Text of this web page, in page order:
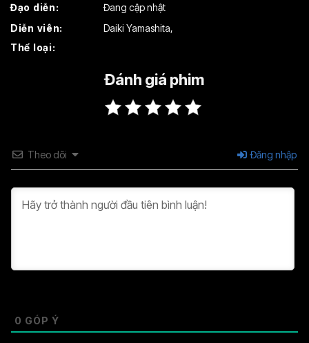
Tập 22
Đạo diễn:
Đang cập nhật
Diễn viên:
Daiki Yamashita,
Thể loại:
Đánh giá phim
Theo dõi Đăng nhập
0 GÓP Ý